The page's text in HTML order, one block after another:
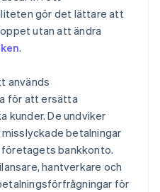
gör det lättare att
utan att ändra
.
används
för att ersätta
kunder. De undviker
betalningar
bankkonto.
hantverkare och
för